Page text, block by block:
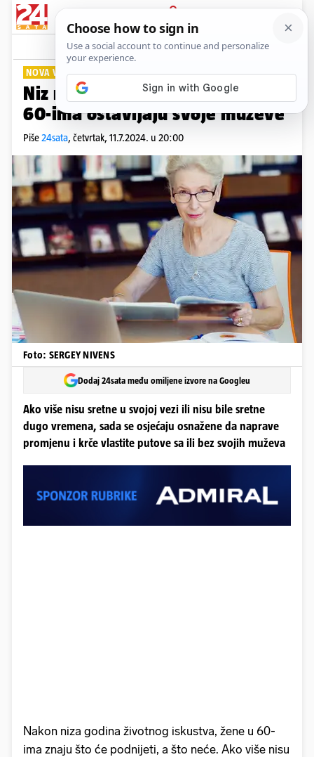
PRIJAVA
Lifestyle Komentari
NOVA VREMENA
Niz razloga: Evo zašto žene u
60-ima ostavljaju svoje muževe
Piše24sata, četvrtak, 11.7.2024. u 20:00
Foto: SERGEY NIVENS
Dodaj 24sata među omiljene izvore na Googleu
Ako više nisu sretne u svojoj vezi ili nisu bile sretne
dugo vremena, sada se osjećaju osnažene da naprave
promjenu i krče vlastite putove sa ili bez svojih muževa
Nakon niza godina životnog iskustva, žene u 60-
ima znaju što će podnijeti, a što neće. Ako više nisu